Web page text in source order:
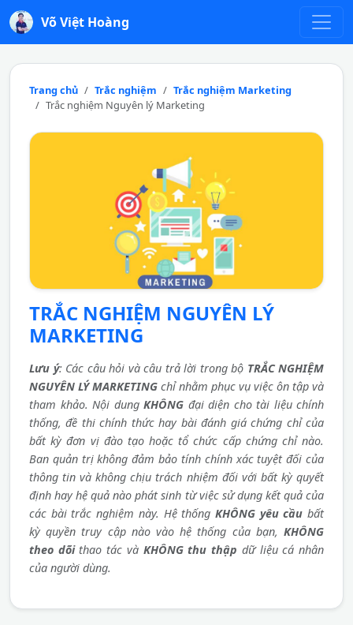
Võ Việt Hoàng
Trang chủ Trắc nghiệm
Trắc nghiệm Marketing
Trắc nghiệm Nguyên lý Marketing
TRẮC NGHIỆM NGUYÊN LÝ
MARKETING
Lưu ý: Các câu hỏi và câu trả lời trong bộ TRẮC NGHIỆM
NGUYÊN LÝ MARKETING chỉ nhằm phục vụ việc ôn tập và
tham khảo. Nội dung KHÔNG đại diện cho tài liệu chính
thống, đề thi chính thức hay bài đánh giá chứng chỉ của
bất kỳ đơn vị đào tạo hoặc tổ chức cấp chứng chỉ nào.
Ban quản trị không đảm bảo tính chính xác tuyệt đối của
thông tin và không chịu trách nhiệm đối với bất kỳ quyết
định hay hệ quả nào phát sinh từ việc sử dụng kết quả của
các bài trắc nghiệm này. Hệ thống KHÔNG yêu cầu bất
kỳ quyền truy cập nào vào hệ thống của bạn, KHÔNG
theo dõithao tác và KHÔNG thu thập dữ liệu cá nhân
của người dùng.